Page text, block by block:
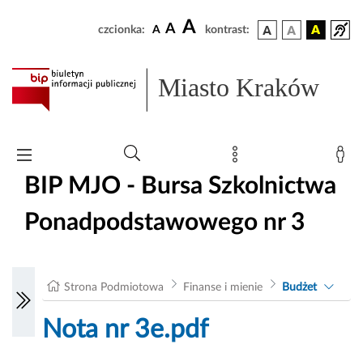
czcionka: A A A kontrast:
Miasto Kraków
BIP MJO - Bursa Szkolnictwa
Ponadpodstawowego nr 3
Strona Podmiotowa Finanse i mienie Budżet
Nota nr 3e.pdf